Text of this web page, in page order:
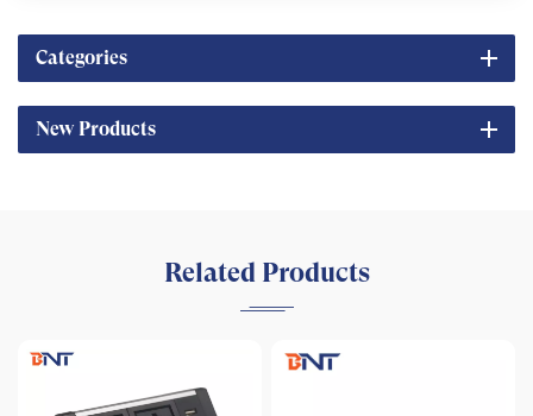
Categories
New Products
Related Products